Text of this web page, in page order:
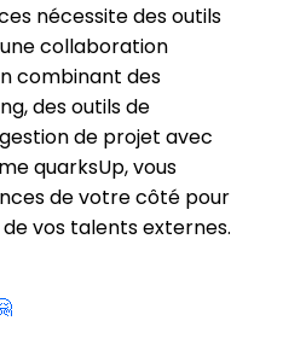
nécessite des outils
collaboration
combinant des
des outils de
de projet avec
quarksUp, vous
de votre côté pour
vos talents externes.